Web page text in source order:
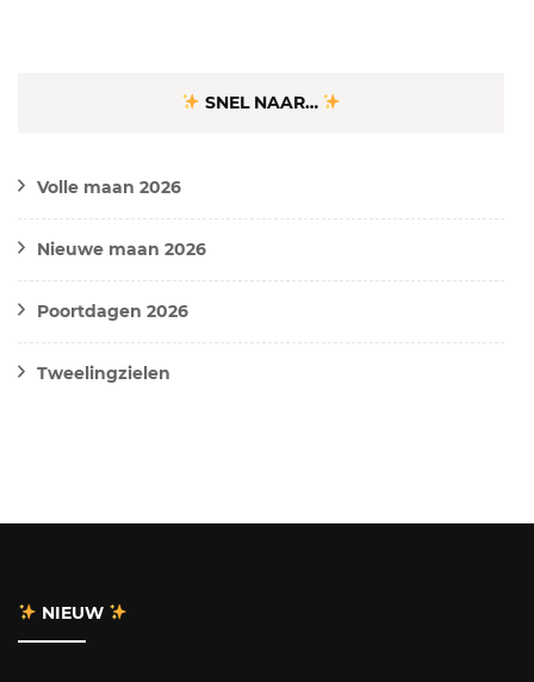
SNEL NAAR…
Volle maan 2026
Nieuwe maan 2026
Poortdagen 2026
Tweelingzielen
NIEUW